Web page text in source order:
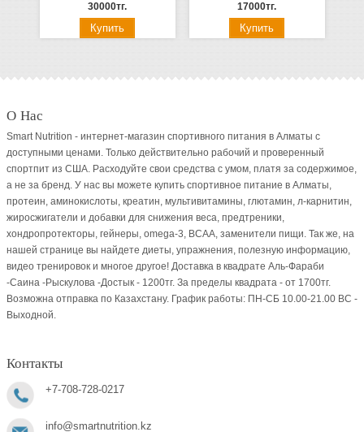
30000тг. 17000тг.
О Нас
Smart Nutrition - интернет-магазин спортивного питания в Алматы с
доступными ценами. Только действительно рабочий и проверенный
спортпит из США. Расходуйте свои средства с умом, платя за содержимое,
а не за бренд. У нас вы можете купить спортивное питание в Алматы,
протеин, аминокислоты, креатин, мультивитамины, глютамин, л-карнитин,
жиросжигатели и добавки для снижения веса, предтреники,
хондропротекторы, гейнеры, omega-3, BCAA, заменители пищи. Так же, на
нашей странице вы найдете диеты, упражнения, полезную информацию,
видео тренировок и многое другое! Доставка в квадрате Аль-Фараби
-Саина -Рыскулова -Достык - 1200тг. За пределы квадрата - от 1700тг.
Возможна отправка по Казахстану. График работы: ПН-СБ 10.00-21.00 ВC -
Выходной.
Контакты
+7-708-728-0217
info@smartnutrition.kz